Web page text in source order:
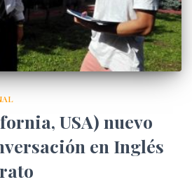
USA) nuevo
en Inglés